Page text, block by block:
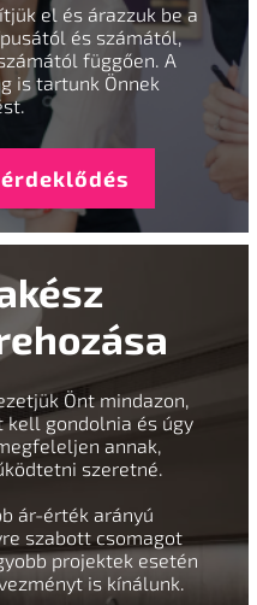
el és árazzuk be a
és számától,
függően. A
is tartunk Önnek
Önt mindazon,
kell gondolnia és úgy
annak,
szeretné.
ár-érték arányú
szabott csomagot
projektek esetén
is kínálunk.